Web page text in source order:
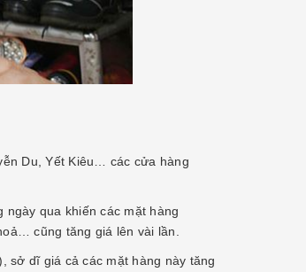
Du, Yết Kiêu… các cửa hàng
qua khiến các mặt hàng
cũng tăng giá lên vài lần.
sở dĩ giá cả các mặt hàng này tăng